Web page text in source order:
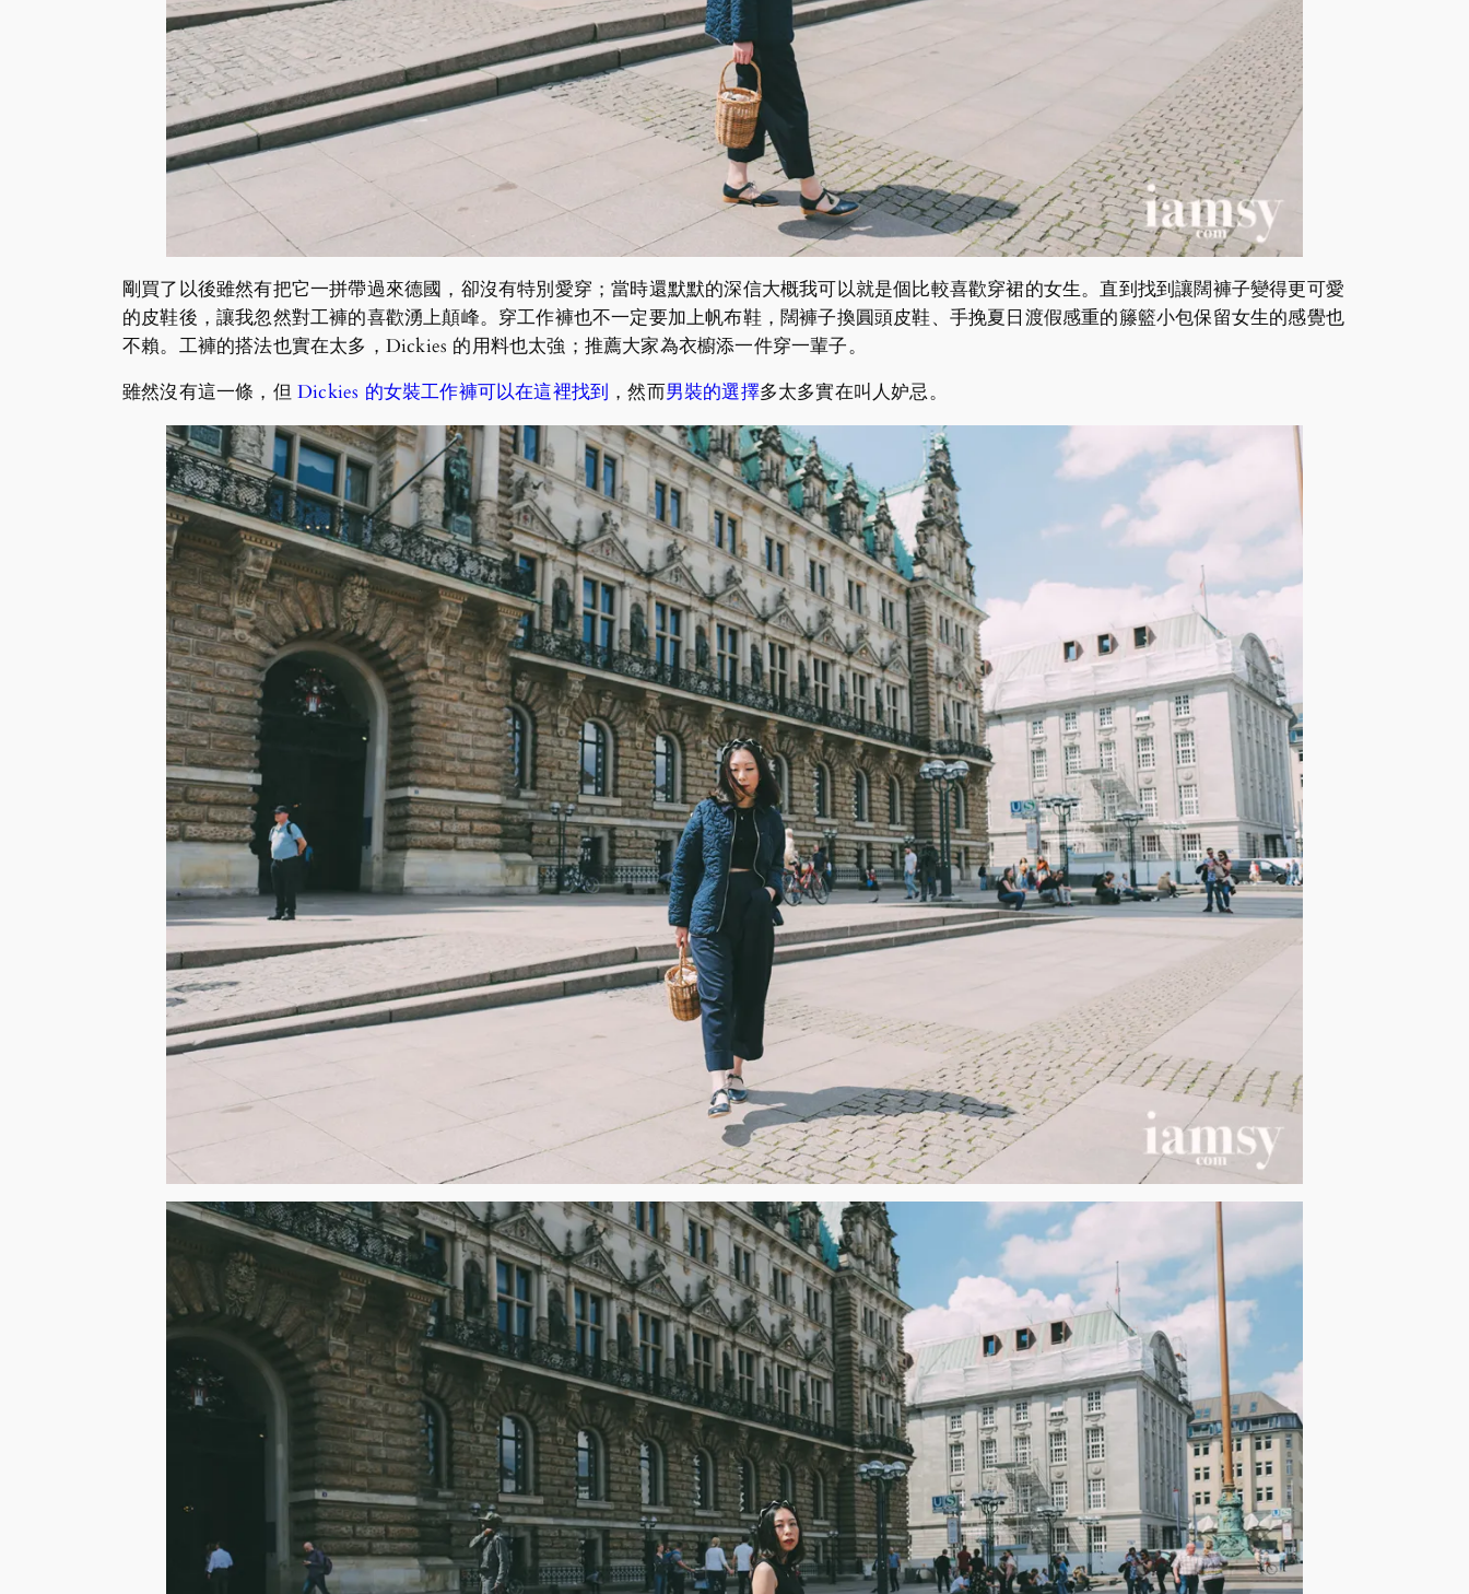
剛買了以後雖然有把它一拼帶過來德國，卻沒有特別愛穿；當時還默默的深信大概我可以就是個比較喜歡穿裙的女生。直到找到讓闊褲子變得更可愛
的皮鞋後，讓我忽然對工褲的喜歡湧上顛峰。穿工作褲也不一定要加上帆布鞋，闊褲子換圓頭皮鞋、手挽夏日渡假感重的籐籃小包保留女生的感覺也
不賴。工褲的搭法也實在太多，Dickies 的用料也太強；推薦大家為衣櫥添一件穿一輩子。
雖然沒有這一條，但 Dickies 的女裝工作褲可以在這裡找到 ，然而男裝的選擇多太多實在叫人妒忌。